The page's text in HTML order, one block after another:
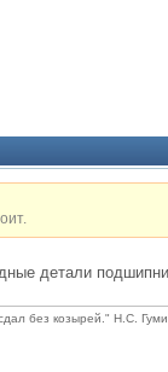
детали
без козырей." Н.С.